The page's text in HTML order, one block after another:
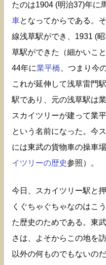
たのは1904 (明治37)年に
車となってからである。
線浅草駅ができ、1931 (
草駅ができた（細かいこ
44年に業平橋 、つまり今
これが延伸して浅草雷門
駅であり、元の浅草駅は
スカイツリーが建って業
という名前になった。今
には東武の貨物車の操車
イツリーの歴史参照）。
今日、スカイツリー駅と
くぐちゃぐちゃなのはこ
た歴史のためである。東
さは、よそからこの地を
以外の何ものでもないの